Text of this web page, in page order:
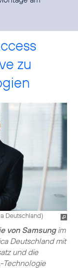
zu
Deutschland)
von Samsungim
Deutschland mit
und die
Technologie